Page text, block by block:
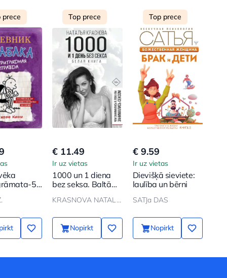
prece
5.
Top prece
€ 11.49
Ir uz vietas
1000 un 1 diena
bez seksa. Baltā
nodarbojos, kamēr
ar seksu
KRASNOVA NATALJa
Nopirkt
Top prece
€ 9.59
Ir uz vietas
Dievišķā sieviete:
laulība un bērni
SATJa DAS
Nopirkt